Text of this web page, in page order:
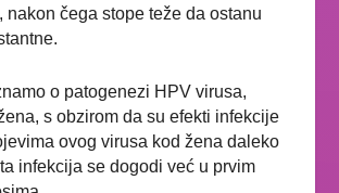
nakon čega stope težeda ostanu
o patogenezi HPV virusa,
s obzirom da su efekti infekcije
ovog virusa kod žena daleko
infekcija se dogodi već u prvim